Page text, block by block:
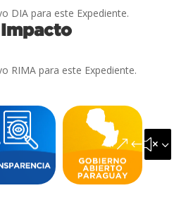
DIA para este Expediente.
RIMA para este Expediente.